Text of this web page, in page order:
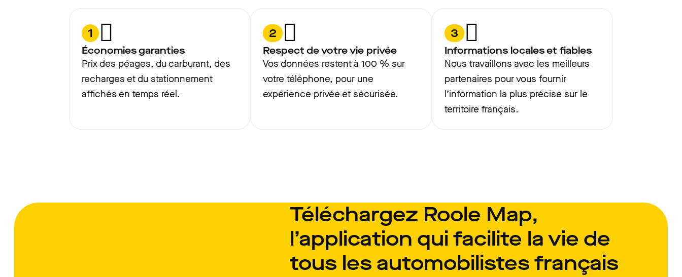
1
Économies garanties
Prix des péages, du carburant, des
recharges et du stationnement
affichés en temps réel.
2
Respect de votre vie privée
Vos données restent à 100 % sur
votre téléphone, pour une
expérience privée et sécurisée.
3
Informations locales et fiables
Nous travaillons avec les meilleurs
partenaires pour vous fournir
l’information la plus précise sur le
territoire français.
Téléchargez Roole Map,
l’application qui facilite la vie de
tous les automobilistes français